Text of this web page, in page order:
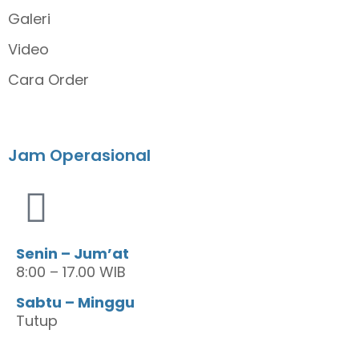
Galeri
Video
Cara Order
Jam Operasional
Senin – Jum’at
8:00 – 17.00 WIB
Sabtu – Minggu
Tutup